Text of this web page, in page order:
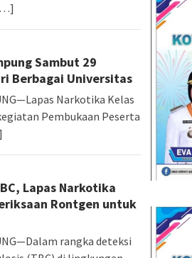
Sambut 29
Berbagai Universitas
Narkotika Kelas
Pembukaan Peserta
Lapas Narkotika
Rontgen untuk
rangka deteksi